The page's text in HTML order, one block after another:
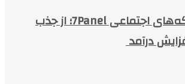
خدمات شبکه‌های اجتماعی 7Panel؛ از جذب
درآمد